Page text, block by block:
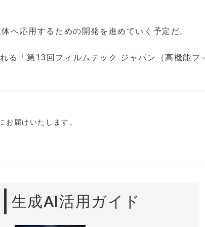
へ応用するための開発を進めていく予定だ。
る「第13回フィルムテック ジャパン（高機能フ
お届けいたします。
生成AI活用ガイド